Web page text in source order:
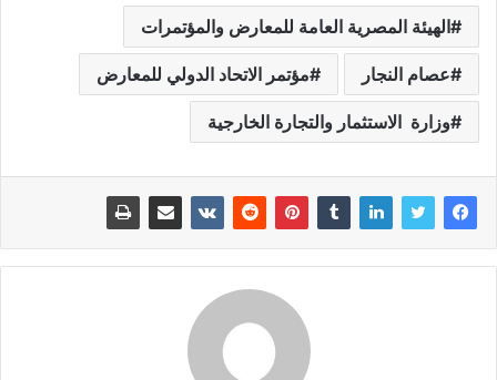
الهيئة المصرية العامة للمعارض والمؤتمرات
عصام النجار مؤتمر الاتحاد الدولي للمعارض
وزارة الاستثمار والتجارة الخارجية